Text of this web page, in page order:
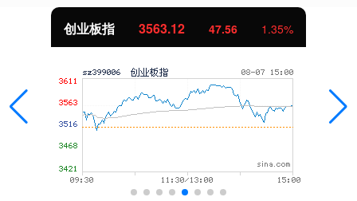
创业板指 3563.12 47.56 1.35%